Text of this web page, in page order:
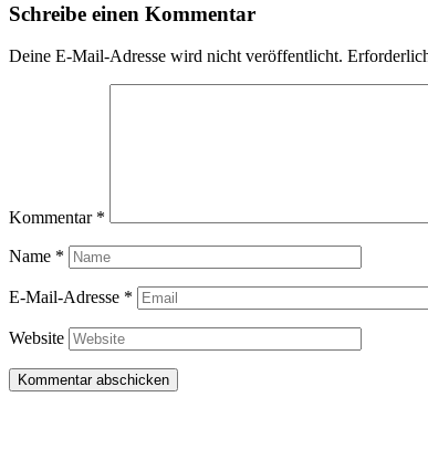
Schreibe einen Kommentar
Deine E-Mail-Adresse wird nicht veröffentlicht.
Kommentar *
Name *
E-Mail-Adresse *
Website